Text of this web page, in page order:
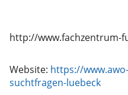
Website: https://
suchtfragen-luebeck